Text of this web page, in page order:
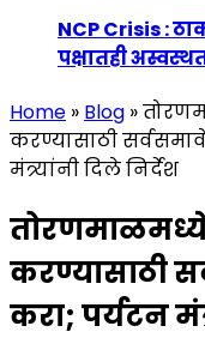
NCP Crisis :
पक्षातही
Home » Blog »
करण्यासाठी
मंत्र्यांनी दिले निर्देश
तोरणमाळमध्ये
करण्यासाठी
करा; पर्यटन